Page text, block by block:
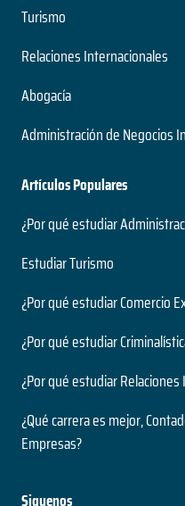
Turismo
Relaciones Internacionales
Abogacía
Administración de Negocios
Artículos Populares
¿Por qué estudiar
Estudiar Turismo
¿Por qué estudiar Comercio
¿Por qué estudiar
¿Por qué estudiar
¿Qué carrera es mejor,
Empresas?
Siguenos